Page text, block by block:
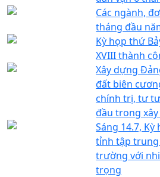
Các ngành,
tháng đầu
Kỳ họp thứ
XVIII thành
Xây dựng
đất biên
chính trị, tư
đầu trong
Sáng 14.7,
tỉnh tập
trường với
trọng